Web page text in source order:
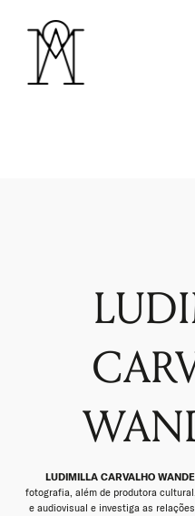
LUDIMILLA CARVALHO
fotografia, além de produtora
e audiovisual e investiga as